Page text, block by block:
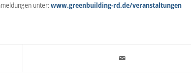
unter:www.greenbuilding-rd.de/veranstaltungen